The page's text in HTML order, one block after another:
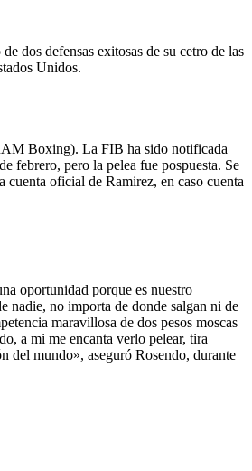
dos defensas exitosas de su cetro de las
Unidos.
Boxing). La FIB ha sido notificada
febrero, pero la pelea fue pospuesta. Se
cuenta oficial de Ramirez, en caso cuenta
oportunidad porque es nuestro
nadie, no importa de donde salgan ni de
maravillosa de dos pesos moscas
a mi me encanta verlo pelear, tira
del mundo», aseguró Rosendo, durante